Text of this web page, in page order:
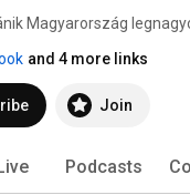
Magyarország
and 4 more links
Join
Podcasts